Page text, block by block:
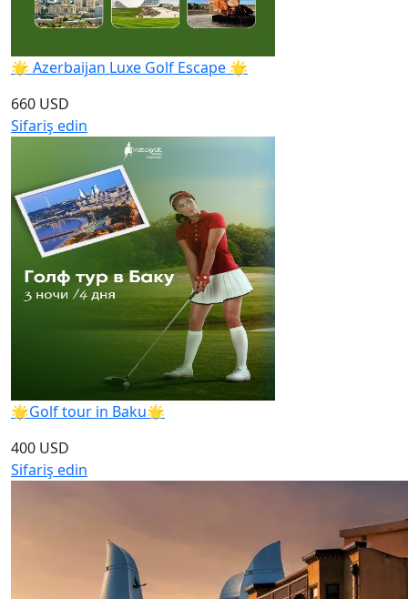
🌟 Azerbaijan Luxe Golf Escape 🌟
660 USD
Sifariş edin
🌟Golf tour in Baku🌟
400 USD
Sifariş edin